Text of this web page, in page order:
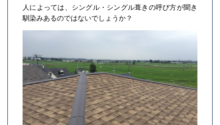
人によっては、シングル・シングル葺きの呼び方が聞き
馴染みあるのではないでしょうか？